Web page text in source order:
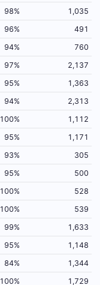
98%
1,035
96%
491
94%
760
97%
2,137
95%
1,363
94%
2,313
100%
1,112
95%
1,171
93%
305
95%
500
100%
528
100%
539
99%
1,633
95%
1,148
84%
1,344
100%
1,729